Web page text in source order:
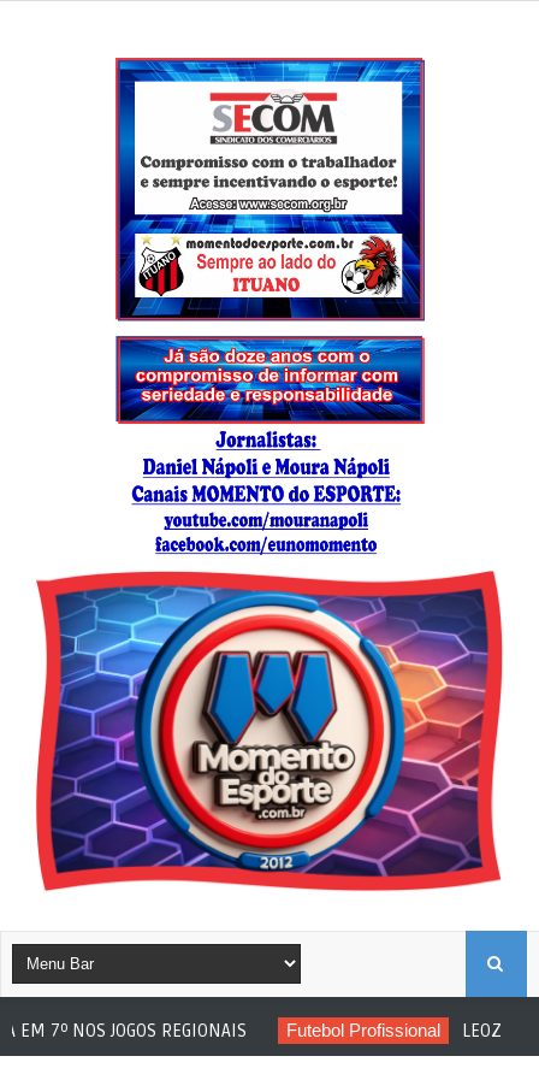
REGIONAIS Futebol Profissional LEOZINHO RENOVA COM